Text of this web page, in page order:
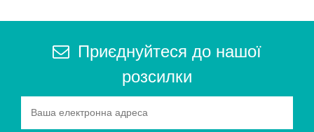
Приєднуйтеся до нашої
розсилки